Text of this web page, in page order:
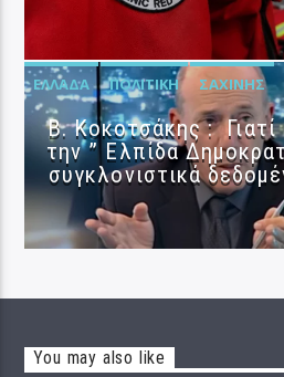
ΕΛΛΆΔΑ ΠΟΛΙΤΙΚΉ ΣΑΧΊΝΗΣ
Β. Κοκοτσάκης :
την ” Ελπίδα
συγκλονιστικά
You may also like